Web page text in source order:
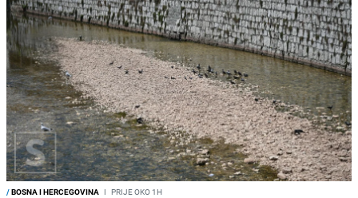
/BOSNA I HERCEGOVINA I PRIJE OKO 1H